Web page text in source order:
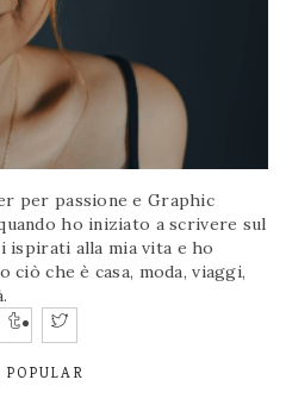
per passione e Graphic
ho iniziato a scrivere sul
ispirati alla mia vita e ho
che è casa, moda, viaggi,
POPULAR